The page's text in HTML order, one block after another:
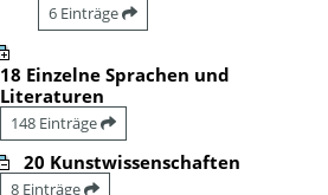
6 Einträge
18 Einzelne Sprachen und
Literaturen
148 Einträge
20 Kunstwissenschaften
8 Einträge